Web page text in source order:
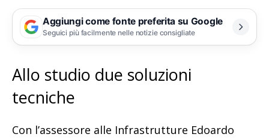
Aggiungi come fonte preferita su Google
Seguici più facilmente nelle notizie consigliate
Allo studio due soluzioni
tecniche
Con l’assessore alle Infrastrutture Edoardo